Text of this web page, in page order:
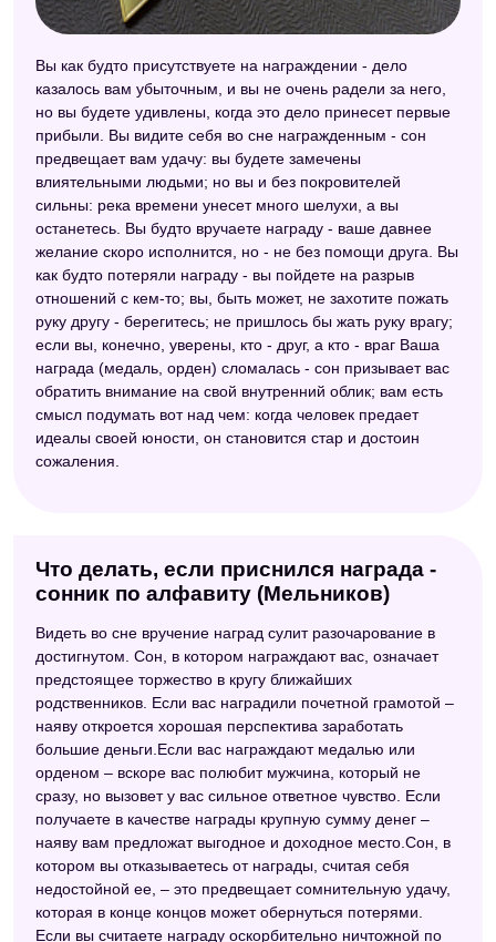
Вы как будто присутствуете на награждении - дело
казалось вам убыточным, и вы не очень радели за него,
но вы будете удивлены, когда это дело принесет первые
прибыли. Вы видите себя во сне награжденным - сон
предвещает вам удачу: вы будете замечены
влиятельными людьми; но вы и без покровителей
сильны: река времени унесет много шелухи, а вы
останетесь. Вы будто вручаете награду - ваше давнее
желание скоро исполнится, но - не без помощи друга. Вы
как будто потеряли награду - вы пойдете на разрыв
отношений с кем-то; вы, быть может, не захотите пожать
руку другу - берегитесь; не пришлось бы жать руку врагу;
если вы, конечно, уверены, кто - друг, а кто - враг Ваша
награда (медаль, орден) сломалась - сон призывает вас
обратить внимание на свой внутренний облик; вам есть
смысл подумать вот над чем: когда человек предает
идеалы своей юности, он становится стар и достоин
сожаления.
Что делать, если приснился награда -
сонник по алфавиту (Мельников)
Видеть во сне вручение наград сулит разочарование в
достигнутом. Сон, в котором награждают вас, означает
предстоящее торжество в кругу ближайших
родственников. Если вас наградили почетной грамотой –
наяву откроется хорошая перспектива заработать
большие деньги.Если вас награждают медалью или
орденом – вскоре вас полюбит мужчина, который не
сразу, но вызовет у вас сильное ответное чувство. Если
получаете в качестве награды крупную сумму денег –
наяву вам предложат выгодное и доходное место.Сон, в
котором вы отказываетесь от награды, считая себя
недостойной ее, – это предвещает сомнительную удачу,
которая в конце концов может обернуться потерями.
Если вы считаете награду оскорбительно ничтожной по